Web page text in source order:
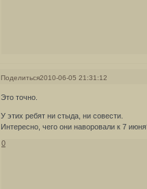
Поделиться2010-06-05 21:31:12
Это точно.
У этих ребят ни стыда, ни совести.
Интересно, чего они наворовали к 7
0